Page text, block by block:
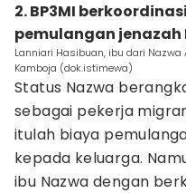
2. BP3MI
pemulangan jenazah
Lanniari Hasibuan, ibu dari
Kamboja (dok.istimewa)
Status Nazwa
sebagai pekerja
itulah biaya
kepada keluarga.
ibu Nazwa dengan